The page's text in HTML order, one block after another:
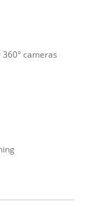
cameras